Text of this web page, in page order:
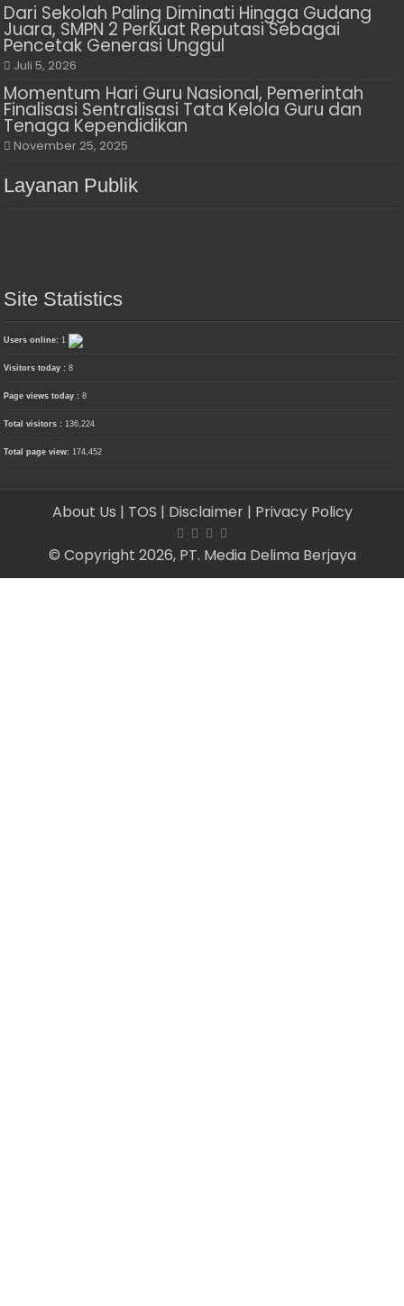
Dari Sekolah Paling Diminati Hingga Gudang
Juara, SMPN 2 Perkuat Reputasi Sebagai
Pencetak Generasi Unggul
Juli 5, 2026
Momentum Hari Guru Nasional, Pemerintah
Finalisasi Sentralisasi Tata Kelola Guru dan
Tenaga Kependidikan
November 25, 2025
Layanan Publik
Site Statistics
Users online:1
Visitors today :8
Page views today :8
Total visitors :136,224
Total page view:174,452
About Us | TOS | Disclaimer | Privacy Policy
© Copyright 2026, PT. Media Delima Berjaya